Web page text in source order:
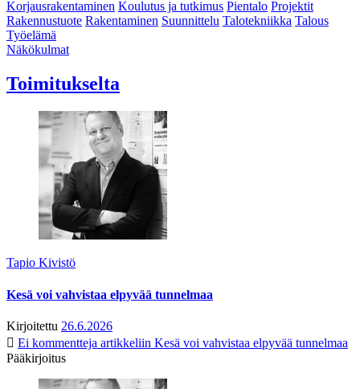
Korjausrakentaminen Koulutus ja tutkimus Pientalo Projektit
Rakennustuote Rakentaminen Suunnittelu Talotekniikka Talous
Työelämä
Näkökulmat
Toimitukselta
Tapio Kivistö
Kesä voi vahvistaa elpyvää tunnelmaa
Kirjoitettu 26.6.2026
Ei kommentteja artikkeliin Kesä voi vahvistaa elpyvää tunnelmaa
Pääkirjoitus